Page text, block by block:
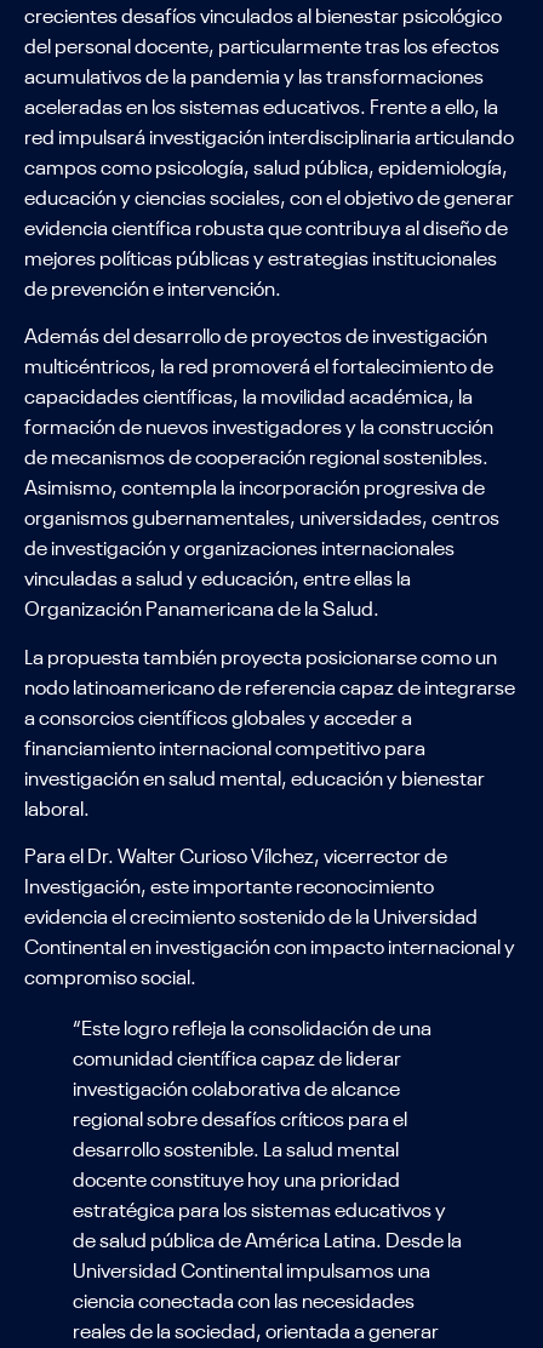
crecientes desafíos vinculados al bienestar psicológico
del personal docente, particularmente tras los efectos
acumulativos de la pandemia y las transformaciones
aceleradas en los sistemas educativos. Frente a ello, la
red impulsará investigación interdisciplinaria articulando
campos como psicología, salud pública, epidemiología,
educación y ciencias sociales, con el objetivo de generar
evidencia científica robusta que contribuya al diseño de
mejores políticas públicas y estrategias institucionales
de prevención e intervención.
Además del desarrollo de proyectos de investigación
multicéntricos, la red promoverá el fortalecimiento de
capacidades científicas, la movilidad académica, la
formación de nuevos investigadores y la construcción
de mecanismos de cooperación regional sostenibles.
Asimismo, contempla la incorporación progresiva de
organismos gubernamentales, universidades, centros
de investigación y organizaciones internacionales
vinculadas a salud y educación, entre ellas la
Organización Panamericana de la Salud.
La propuesta también proyecta posicionarse como un
nodo latinoamericano de referencia capaz de integrarse
a consorcios científicos globales y acceder a
financiamiento internacional competitivo para
investigación en salud mental, educación y bienestar
laboral.
Para el Dr. Walter Curioso Vílchez, vicerrector de
Investigación, este importante reconocimiento
evidencia el crecimiento sostenido de la Universidad
Continental en investigación con impacto internacional y
compromiso social.
“Este logro refleja la consolidación de una
comunidad científica capaz de liderar
investigación colaborativa de alcance
regional sobre desafíos críticos para el
desarrollo sostenible. La salud mental
docente constituye hoy una prioridad
estratégica para los sistemas educativos y
de salud pública de América Latina. Desde la
Universidad Continental impulsamos una
ciencia conectada con las necesidades
reales de la sociedad, orientada a generar